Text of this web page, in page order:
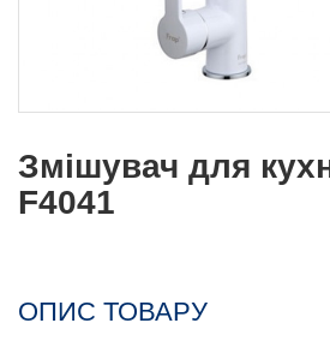
Змішувач для
F4041
ОПИС ТОВАРУ